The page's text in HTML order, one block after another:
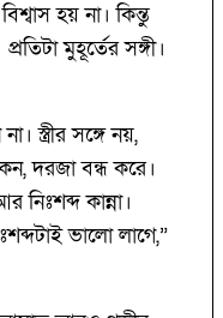
হয় না। কিন্তু
মুহূর্তের সঙ্গী।
স্ত্রীর সঙ্গে নয়,
দরজা বন্ধ করে।
নিঃশব্দ কান্না।
ভালো লাগে,”